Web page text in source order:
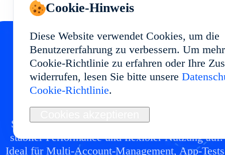
Starten Sie Ihr Cloud
Phone in
Setzen Sie eine Cloud-Phone-Umgebung in mit
stabiler Performance und flexibler Nutzung auf.
Ideal für Multi-Account-Management, App-
Cookie-Hinweis
Diese Website verwendet Cookies, um die
Benutzererfahrung zu verbessern. Um
Cookie-Richtlinie zu erfahren oder Ihre
widerrufen, lesen Sie bitte unsere
Cookie-Richtlinie.